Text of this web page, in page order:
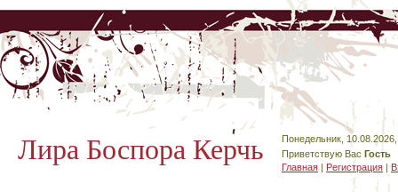
Лира Боспора Керчь
Понедельник,
Приветствую Вас Гость
Главная | Регистрация |